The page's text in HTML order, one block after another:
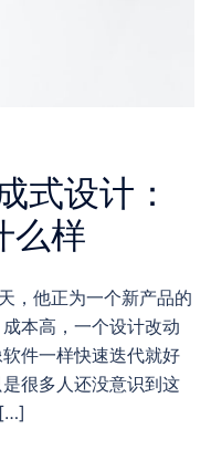
式设计：
么样
，他正为一个新产品的
本高，一个设计改动
件一样快速迭代就好
很多人还没意识到这